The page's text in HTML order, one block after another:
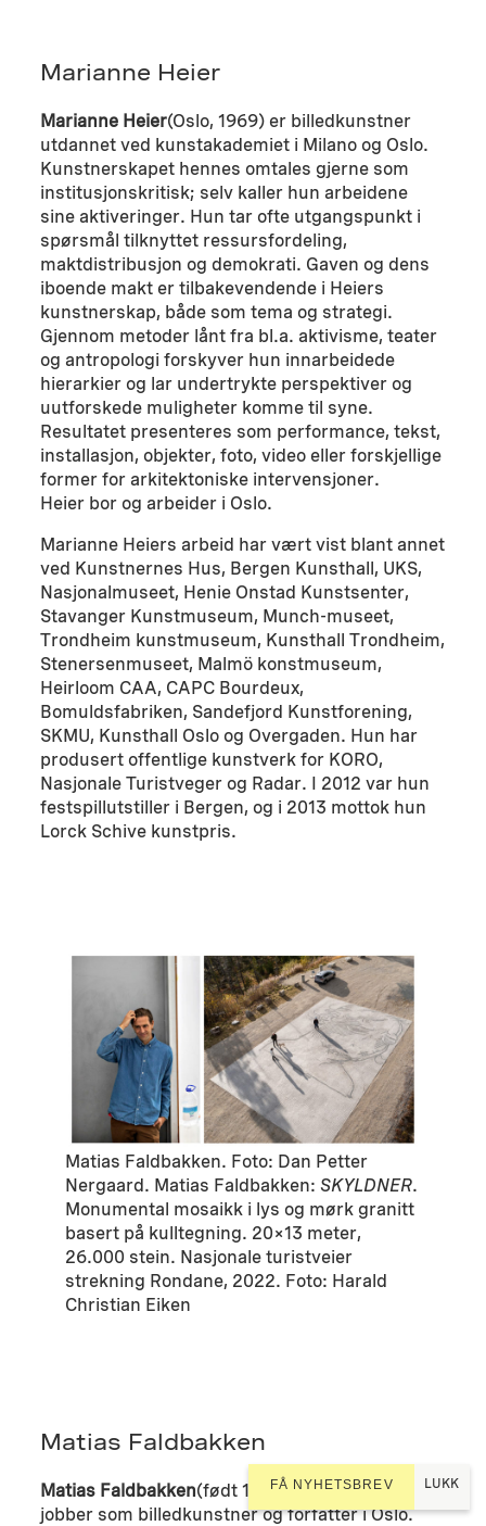
Marianne Heier
Marianne Heier(Oslo, 1969) er billedkunstner
utdannet ved kunstakademiet i Milano og Oslo.
Kunstnerskapet hennes omtales gjerne som
institusjonskritisk; selv kaller hun arbeidene
sine aktiveringer. Hun tar ofte utgangspunkt i
spørsmål tilknyttet ressursfordeling,
maktdistribusjon og demokrati. Gaven og dens
iboende makt er tilbakevendende i Heiers
kunstnerskap, både som tema og strategi.
Gjennom metoder lånt fra bl.a. aktivisme, teater
og antropologi forskyver hun innarbeidede
hierarkier og lar undertrykte perspektiver og
uutforskede muligheter komme til syne.
Resultatet presenteres som performance, tekst,
installasjon, objekter, foto, video eller forskjellige
former for arkitektoniske intervensjoner.
Heier bor og arbeider i Oslo.
Marianne Heiers arbeid har vært vist blant annet
ved Kunstnernes Hus, Bergen Kunsthall, UKS,
Nasjonalmuseet, Henie Onstad Kunstsenter,
Stavanger Kunstmuseum, Munch-museet,
Trondheim kunstmuseum, Kunsthall Trondheim,
Stenersenmuseet, Malmö konstmuseum,
Heirloom CAA, CAPC Bourdeux,
Bomuldsfabriken, Sandefjord Kunstforening,
SKMU, Kunsthall Oslo og Overgaden. Hun har
produsert offentlige kunstverk for KORO,
Nasjonale Turistveger og Radar. I 2012 var hun
festspillutstiller i Bergen, og i 2013 mottok hun
Lorck Schive kunstpris.
Matias Faldbakken. Foto: Dan Petter
Nergaard. Matias Faldbakken:SKYLDNER.
Monumental mosaikk i lys og mørk granitt
basert på kulltegning. 20×13 meter,
26.000 stein. Nasjonale turistveier
strekning Rondane, 2022. Foto: Harald
Christian Eiken
Matias Faldbakken
Matias Faldbakken(født 1973 i Hobro, Danmark)
jobber som billedkunstner og forfatter i Oslo.
FÅ NYHETSBREV LUKK